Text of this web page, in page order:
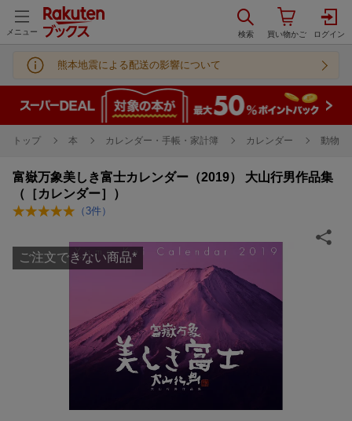
メニュー
熊本地震による配送の影響について
トップ 本 カレンダー・手帳・家計簿 カレンダー 動物・
富嶽万象美しき富士カレンダー（2019） 大山行男作品集
（［カレンダー］）
（ 3件）
ご注文できない商品*